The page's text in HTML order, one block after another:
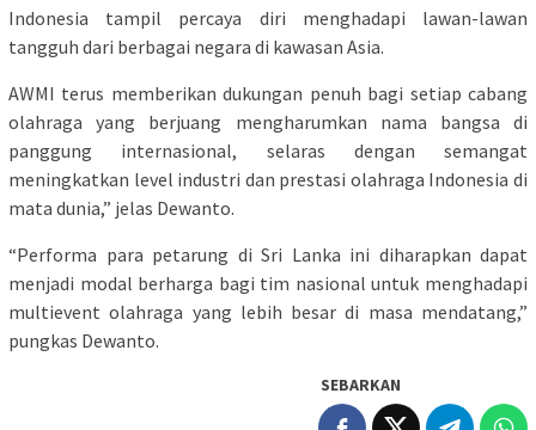
Indonesia tampil percaya diri menghadapi lawan-lawan
tangguh dari berbagai negara di kawasan Asia.
AWMI terus memberikan dukungan penuh bagi setiap cabang
olahraga yang berjuang mengharumkan nama bangsa di
panggung internasional, selaras dengan semangat
meningkatkan level industri dan prestasi olahraga Indonesia di
mata dunia,” jelas Dewanto.
“Performa para petarung di Sri Lanka ini diharapkan dapat
menjadi modal berharga bagi tim nasional untuk menghadapi
multievent olahraga yang lebih besar di masa mendatang,”
pungkas Dewanto.
SEBARKAN